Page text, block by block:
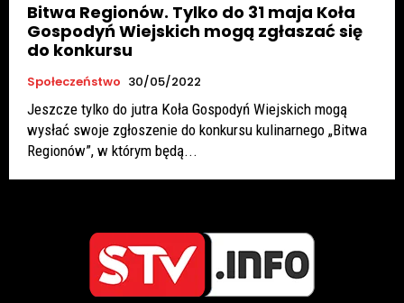
Bitwa Regionów. Tylko do 31 maja Koła
Gospodyń Wiejskich mogą zgłaszać się
do konkursu
Społeczeństwo 30/05/2022
Jeszcze tylko do jutra Koła Gospodyń Wiejskich mogą
wysłać swoje zgłoszenie do konkursu kulinarnego „Bitwa
Regionów”, w którym będą...